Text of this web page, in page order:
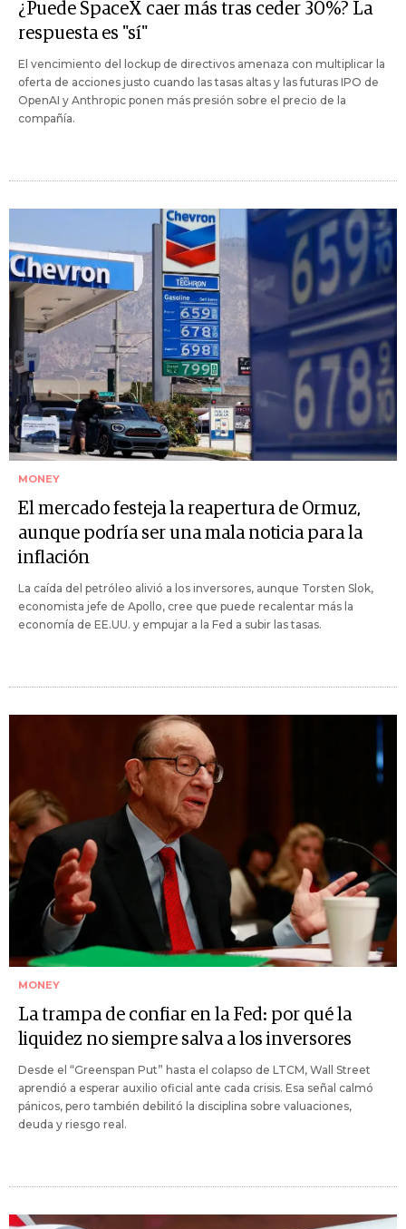
¿Puede SpaceX caer más tras ceder 30%? La
respuesta es "sí"
El vencimiento del lockup de directivos amenaza con multiplicar la
oferta de acciones justo cuando las tasas altas y las futuras IPO de
OpenAI y Anthropic ponen más presión sobre el precio de la
compañía.
MONEY
El mercado festeja la reapertura de Ormuz,
aunque podría ser una mala noticia para la
inflación
La caída del petróleo alivió a los inversores, aunque Torsten Slok,
economista jefe de Apollo, cree que puede recalentar más la
economía de EE.UU. y empujar a la Fed a subir las tasas.
MONEY
La trampa de confiar en la Fed: por qué la
liquidez no siempre salva a los inversores
Desde el “Greenspan Put” hasta el colapso de LTCM, Wall Street
aprendió a esperar auxilio oficial ante cada crisis. Esa señal calmó
pánicos, pero también debilitó la disciplina sobre valuaciones,
deuda y riesgo real.